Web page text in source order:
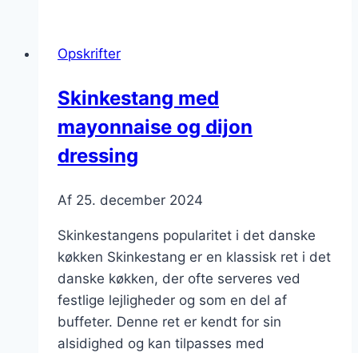
Opskrifter
Skinkestang med
mayonnaise og dijon
dressing
Af 25. december 2024
Skinkestangens popularitet i det danske
køkken Skinkestang er en klassisk ret i det
danske køkken, der ofte serveres ved
festlige lejligheder og som en del af
buffeter. Denne ret er kendt for sin
alsidighed og kan tilpasses med